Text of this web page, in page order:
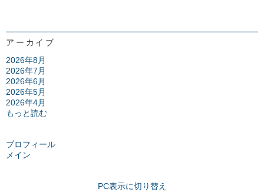
アーカイブ
2026年8月
2026年7月
2026年6月
2026年5月
2026年4月
もっと読む
プロフィール
メイン
PC表示に切り替え